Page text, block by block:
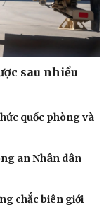
sau nhiều
quốc phòng và
an Nhân dân
chắc biên giới